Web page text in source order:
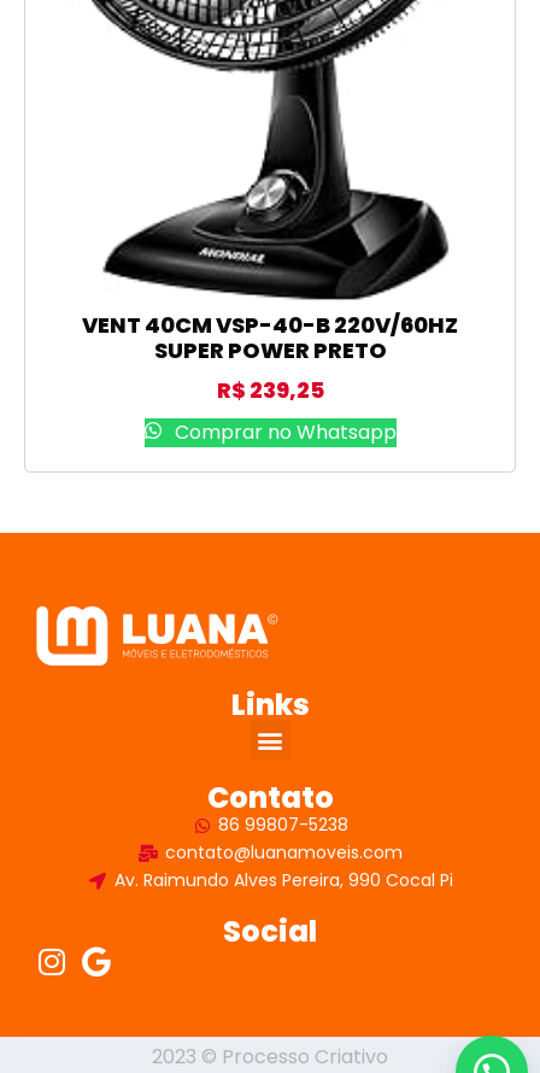
VENT 40CM VSP-40-B 220V/60HZ
SUPER POWER PRETO
R$ 239,25
Comprar no Whatsapp
Links
Contato
86 99807-5238
contato@luanamoveis.com
Av. Raimundo Alves Pereira, 990 Cocal Pi
Social
2023 © Processo Criativo